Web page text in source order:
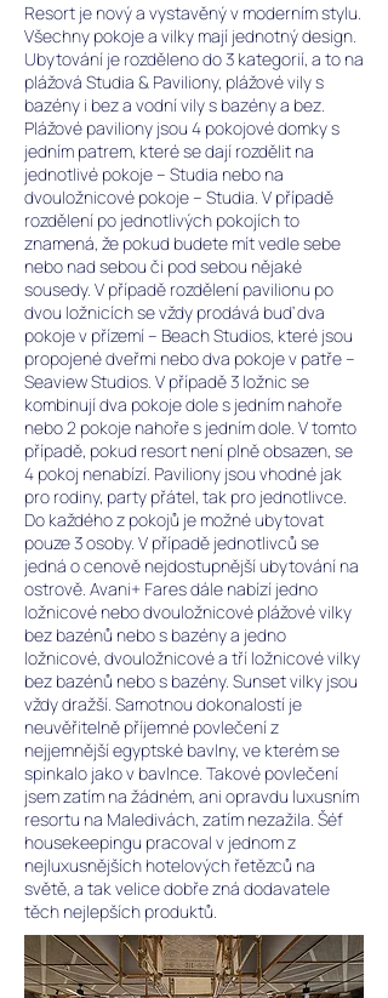
Resort je nový a vystavěný v moderním stylu.
Všechny pokoje a vilky mají jednotný design.
Ubytování je rozděleno do 3 kategorií, a to na
plážová Studia & Paviliony, plážové vily s
bazény i bez a vodní vily s bazény a bez.
Plážové paviliony jsou 4 pokojové domky s
jedním patrem, které se dají rozdělit na
jednotlivé pokoje – Studia nebo na
dvouložnicové pokoje – Studia. V případě
rozdělení po jednotlivých pokojích to
znamená, že pokud budete mít vedle sebe
nebo nad sebou či pod sebou nějaké
sousedy. V případě rozdělení pavilionu po
dvou ložnicích se vždy prodává buď dva
pokoje v přízemí – Beach Studios, které jsou
propojené dveřmi nebo dva pokoje v patře –
Seaview Studios. V případě 3 ložnic se
kombinují dva pokoje dole s jedním nahoře
nebo 2 pokoje nahoře s jedním dole. V tomto
případě, pokud resort není plně obsazen, se
4 pokoj nenabízí. Paviliony jsou vhodné jak
pro rodiny, party přátel, tak pro jednotlivce.
Do každého z pokojů je možné ubytovat
pouze 3 osoby. V případě jednotlivců se
jedná o cenově nejdostupnější ubytování na
ostrově. Avani+ Fares dále nabízí jedno
ložnicové nebo dvouložnicové plážové vilky
bez bazénů nebo s bazény a jedno
ložnicové, dvouložnicové a tří ložnicové vilky
bez bazénů nebo s bazény. Sunset vilky jsou
vždy dražší. Samotnou dokonalostí je
neuvěřitelně příjemné povlečení z
nejjemnější egyptské bavlny, ve kterém se
spinkalo jako v bavlnce. Takové povlečení
jsem zatím na žádném, ani opravdu luxusním
resortu na Maledivách, zatím nezažila. Šéf
housekeepingu pracoval v jednom z
nejluxusnějších hotelových řetězců na
světě, a tak velice dobře zná dodavatele
těch nejlepších produktů.